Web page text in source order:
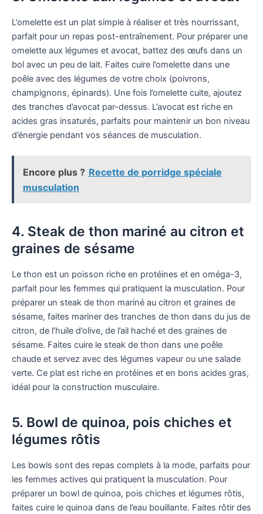
L’omelette est un plat simple à réaliser et très nourrissant,
parfait pour un repas post-entraînement. Pour préparer une
omelette aux légumes et avocat, battez des œufs dans un
bol avec un peu de lait. Faites cuire l’omelette dans une
poêle avec des légumes de votre choix (poivrons,
champignons, épinards). Une fois l’omelette cuite, ajoutez
des tranches d’avocat par-dessus. L’avocat est riche en
acides gras insaturés, parfaits pour maintenir un bon niveau
d’énergie pendant vos séances de musculation.
Encore plus ? Recette de porridge spéciale
musculation
4. Steak de thon mariné au citron et
graines de sésame
Le thon est un poisson riche en protéines et en oméga-3,
parfait pour les femmes qui pratiquent la musculation. Pour
préparer un steak de thon mariné au citron et graines de
sésame, faites mariner des tranches de thon dans du jus de
citron, de l’huile d’olive, de l’ail haché et des graines de
sésame. Faites cuire le steak de thon dans une poêle
chaude et servez avec des légumes vapeur ou une salade
verte. Ce plat est riche en protéines et en bons acides gras,
idéal pour la construction musculaire.
5. Bowl de quinoa, pois chiches et
légumes rôtis
Les bowls sont des repas complets à la mode, parfaits pour
les femmes actives qui pratiquent la musculation. Pour
préparer un bowl de quinoa, pois chiches et légumes rôtis,
faites cuire le quinoa dans de l’eau bouillante. Faites rôtir des